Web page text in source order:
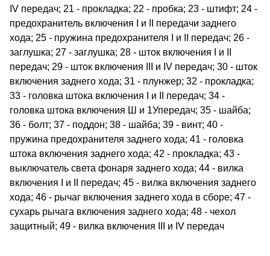
IV передач; 21 - прокладка; 22 - пробка; 23 - штифт; 24 -
предохранитель включения I и II передачи заднего
хода; 25 - пружина предохранителя I и II передач; 26 -
заглушка; 27 - заглушка; 28 - шток включения I и II
передач; 29 - шток включения III и IV передач; 30 - шток
включения заднего хода; 31 - плунжер; 32 - прокладка;
33 - головка штока включения I и II передач; 34 -
головка штока включения Ш и 1Упередач; 35 - шайба;
36 - болт; 37 - поддон; 38 - шайба; 39 - винт; 40 -
пружина предохранителя заднего хода; 41 - головка
штока включения заднего хода; 42 - прокладка; 43 -
выключатель света фонаря заднего хода; 44 - вилка
включения I и II передач; 45 - вилка включения заднего
хода; 46 - рычаг включения заднего хода в сборе; 47 -
сухарь рычага включения заднего хода; 48 - чехол
защитный; 49 - вилка включения III и IV передач